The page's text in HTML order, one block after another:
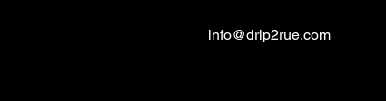
info@drip2rue.com